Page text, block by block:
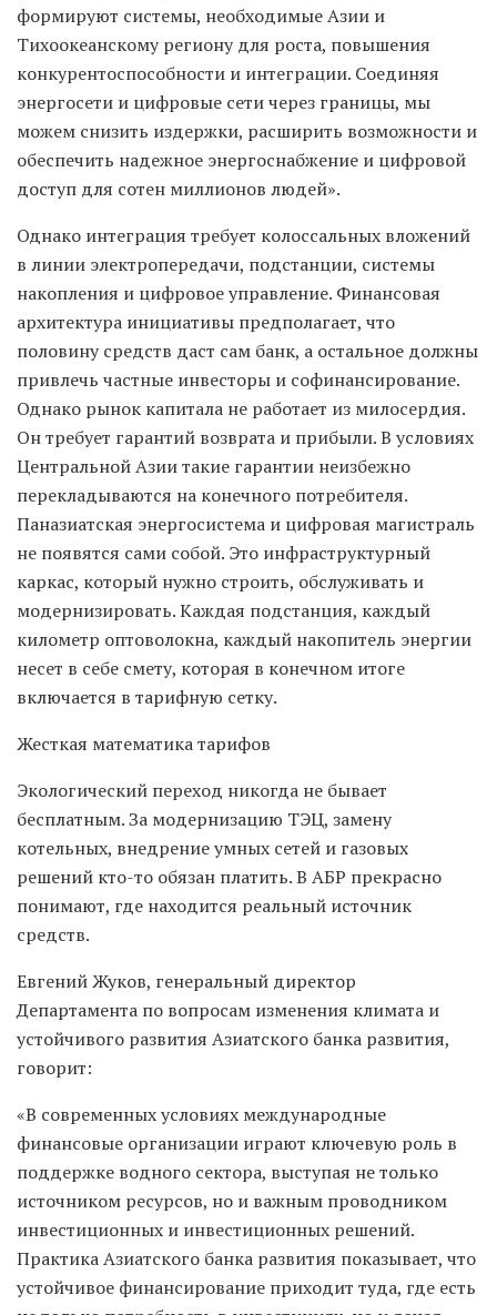
формируют системы, необходимые Азии и
Тихоокеанскому региону для роста, повышения
конкурентоспособности и интеграции. Соединяя
энергосети и цифровые сети через границы, мы
можем снизить издержки, расширить возможности и
обеспечить надежное энергоснабжение и цифровой
доступ для сотен миллионов людей».
Однако интеграция требует колоссальных вложений
в линии электропередачи, подстанции, системы
накопления и цифровое управление. Финансовая
архитектура инициативы предполагает, что
половину средств даст сам банк, а остальное должны
привлечь частные инвесторы и софинансирование.
Однако рынок капитала не работает из милосердия.
Он требует гарантий возврата и прибыли. В условиях
Центральной Азии такие гарантии неизбежно
перекладываются на конечного потребителя.
Паназиатская энергосистема и цифровая магистраль
не появятся сами собой. Это инфраструктурный
каркас, который нужно строить, обслуживать и
модернизировать. Каждая подстанция, каждый
километр оптоволокна, каждый накопитель энергии
несет в себе смету, которая в конечном итоге
включается в тарифную сетку.
Жесткая математика тарифов
Экологический переход никогда не бывает
бесплатным. За модернизацию ТЭЦ, замену
котельных, внедрение умных сетей и газовых
решений кто-то обязан платить. В АБР прекрасно
понимают, где находится реальный источник
средств.
Евгений Жуков, генеральный директор
Департамента по вопросам изменения климата и
устойчивого развития Азиатского банка развития,
говорит:
«В современных условиях международные
финансовые организации играют ключевую роль в
поддержке водного сектора, выступая не только
источником ресурсов, но и важным проводником
инвестиционных и инвестиционных решений.
Практика Азиатского банка развития показывает, что
устойчивое финансирование приходит туда, где есть